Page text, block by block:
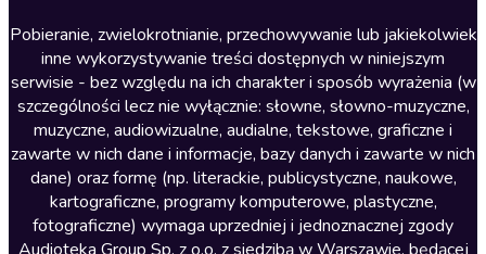
Literatura anglojęzyczna
Literatura faktu
Literatura obyczajowa
Literatura piękna obca
Literatura piękna polska
Nagrania relaksacyjne
Pobieranie, zwielokrotnianie, przechowywanie lub jakiekolwiek
inne wykorzystywanie treści dostępnych w niniejszym
serwisie - bez względu na ich charakter i sposób wyrażenia (w
szczególności lecz nie wyłącznie: słowne, słowno-muzyczne,
muzyczne, audiowizualne, audialne, tekstowe, graficzne i
zawarte w nich dane i informacje, bazy danych i zawarte w nich
dane) oraz formę (np. literackie, publicystyczne, naukowe,
kartograficzne, programy komputerowe, plastyczne,
fotograficzne) wymaga uprzedniej i jednoznacznej zgody